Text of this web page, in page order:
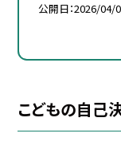
公開日 2026/04/
こどもの自己